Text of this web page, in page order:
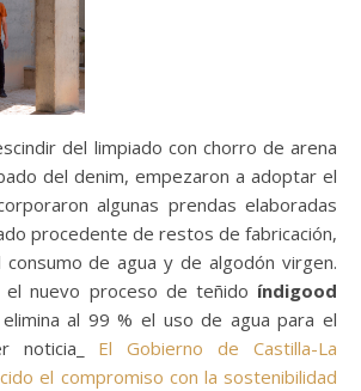
del limpiado con chorro de arena
del denim, empezaron a adoptar el
algunas prendas elaboradas
procedente de restos de fabricación,
de agua y de algodón virgen.
el nuevo proceso de teñido índigood
al 99 % el uso de agua para el
noticia_ El Gobierno de Castilla-La
el compromiso con la sostenibilidad